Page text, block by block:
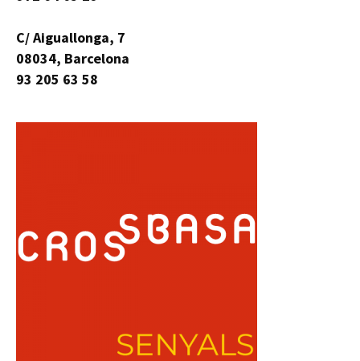
C/ Aiguallonga, 7
08034, Barcelona
93 205 63 58